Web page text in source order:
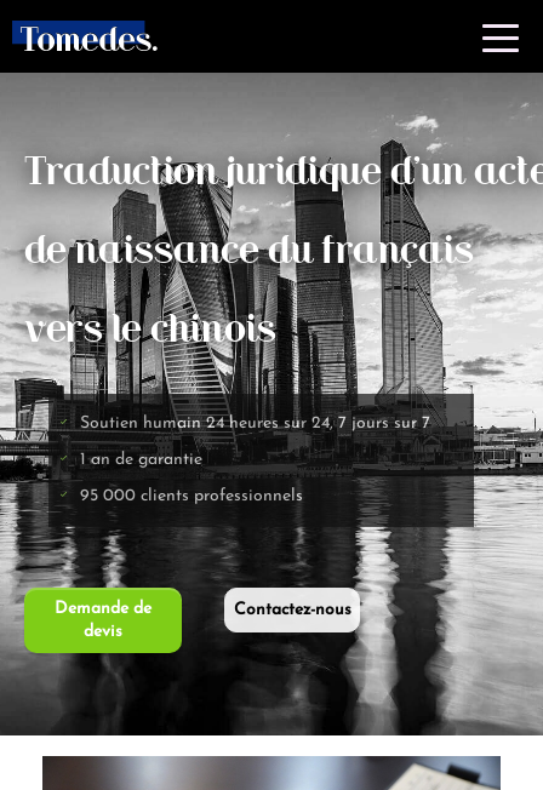
Traduction juridique d'un
de naissance du français
vers le chinois
Soutien humain 24 heures sur 24, 7 jours sur 7
1 an de garantie
95 000 clients professionnels
Demande de
devis
Contactez-nous